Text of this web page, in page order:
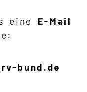
eine E-Mail
bund.de